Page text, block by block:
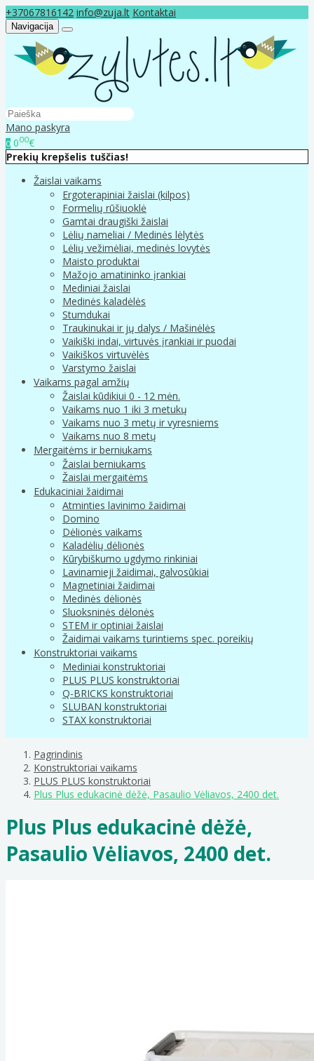
+37067816142 info@zuja.lt Kontaktai
Navigacija
Mano paskyra
0 000€
Prekių krepšelis tuščias!
Žaislai vaikams
Ergoterapiniai žaislai (kilpos)
Formelių rūšiuoklė
Gamtai draugiški žaislai
Lėlių nameliai / Medinės lėlytės
Lėlių vežimėliai, medinės lovytės
Maisto produktai
Mažojo amatininko įrankiai
Mediniai žaislai
Medinės kaladėlės
Stumdukai
Traukinukai ir jų dalys / Mašinėlės
Vaikiški indai, virtuvės įrankiai ir puodai
Vaikiškos virtuvėlės
Varstymo žaislai
Vaikams pagal amžių
Žaislai kūdikiui 0 - 12 mėn.
Vaikams nuo 1 iki 3 metukų
Vaikams nuo 3 metų ir vyresniems
Vaikams nuo 8 metų
Mergaitėms ir berniukams
Žaislai berniukams
Žaislai mergaitėms
Edukaciniai žaidimai
Atminties lavinimo žaidimai
Domino
Dėlionės vaikams
Kaladėlių dėlionės
Kūrybiškumo ugdymo rinkiniai
Lavinamieji žaidimai, galvosūkiai
Magnetiniai žaidimai
Medinės dėlionės
Sluoksninės dėlonės
STEM ir optiniai žaislai
Žaidimai vaikams turintiems spec. poreikių
Konstruktoriai vaikams
Mediniai konstruktoriai
PLUS PLUS konstruktoriai
Q-BRICKS konstruktoriai
SLUBAN konstruktoriai
STAX konstruktoriai
Pagrindinis
Konstruktoriai vaikams
PLUS PLUS konstruktoriai
Plus Plus edukacinė dėžė, Pasaulio Vėliavos, 2400 det.
Plus Plus edukacinė dėžė,
Pasaulio Vėliavos, 2400 det.